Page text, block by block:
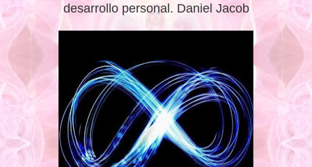
desarrollo personal. Daniel Jacob